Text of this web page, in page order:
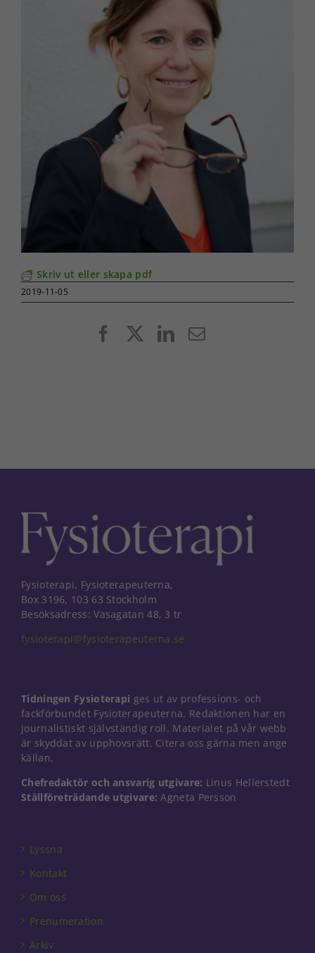
Skriv ut eller skapa pdf
2019-11-05
FacebookLinkedIn
E-
Fysioterapi, Fysioterapeuterna,
Box 3196, 103 63 Stockholm
Besöksadress: Vasagatan 48, 3 tr
fysioterapi@fysioterapeuterna.se
Tidningen Fysioterapi ges ut av professions- och
fackförbundet Fysioterapeuterna. Redaktionen har en
journalistiskt självständig roll. Materialet på vår webb
är skyddat av upphovsrätt. Citera oss gärna men ange
källan.
Chefredaktör och ansvarig utgivare: Linus Hellerstedt
Ställföreträdande utgivare: Agneta Persson
Lyssna
Kontakt
Om oss
Prenumeration
Arkiv
Dessa kakor
går inte att
välja bort. De
behövs för
att hemsidan
taget ska
fungera.